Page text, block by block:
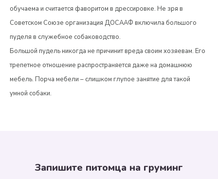
обучаема и считается фаворитом в дрессировке. Не зря в
Советском Союзе организация ДОСААФ включила большого
пуделя в служебное собаководство.
Большой пудель никогда не причинит вреда своим хозяевам. Его
трепетное отношение распространяется даже на домашнюю
мебель. Порча мебели – слишком глупое занятие для такой
умной собаки.
Запишите питомца на груминг